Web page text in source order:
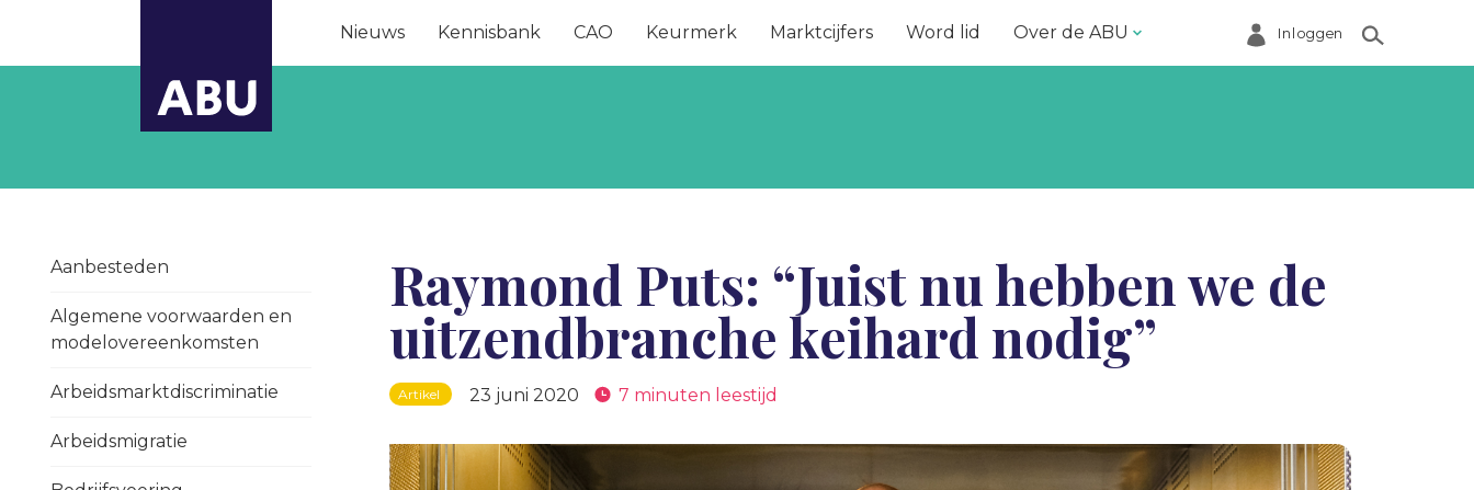
Nieuws Kennisbank CAO Keurmerk Marktcijfers Word lid Over de ABU
Helpdesk
Ledenregister
Ledenservice
Magazine VoorWerk
Over de ABU
Inloggen
Aanbesteden
Algemene voorwaarden en
modelovereenkomsten
Arbeidsmarktdiscriminatie
Arbeidsmigratie
Raymond Puts: “Juist nu hebben we de
uitzendbranche keihard nodig”
Artikel 23 juni 2020 7 minuten leestijd